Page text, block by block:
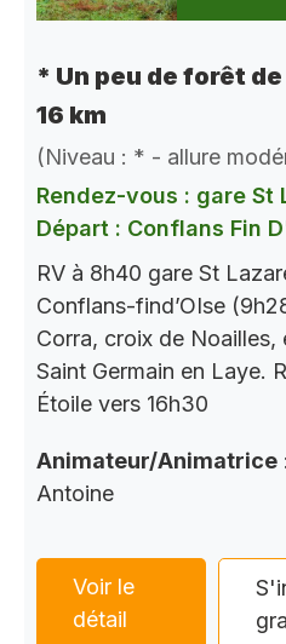
* Un peu de forêt
16 km
(Niveau : * - allure
Rendez-vous : gare St
Départ : Conflans Fin
RV à 8h40 gare St
Conflans-find’OIse
Corra, croix de
Saint Germain en Laye.
Étoile vers 16h30
Animateur/Animatrice
Antoine
Voir le
détail